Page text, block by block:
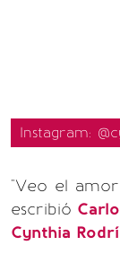
Instagram:
"Veo el
escribió
Cynthia